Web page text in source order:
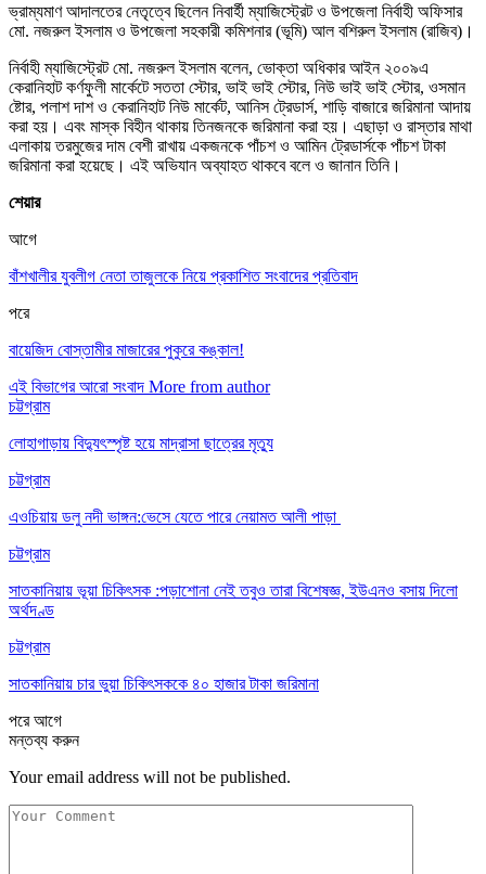
ভ্রাম্যমাণ আদালতের নেতৃত্বে ছিলেন নিবার্হী ম্যাজিস্ট্রেট ও উপজেলা নির্বাহী অফিসার
মো. নজরুল ইসলাম ও উপজেলা সহকারী কমিশনার (ভূমি) আল বশিরুল ইসলাম (রাজিব)।
নির্বাহী ম্যাজিস্ট্রেট মো. নজরুল ইসলাম বলেন, ভোক্তা অধিকার আইন ২০০৯এ
কেরানিহাট কর্ণফুলী মার্কেটে সততা স্টোর, ভাই ভাই স্টোর, নিউ ভাই ভাই স্টোর, ওসমান
ষ্টোর, পলাশ দাশ ও কেরানিহাট নিউ মার্কেট, আনিস ট্রেডার্স, শাড়ি বাজারে জরিমানা আদায়
করা হয়। এবং মাস্ক বিহীন থাকায় তিনজনকে জরিমানা করা হয়। এছাড়া ও রাস্তার মাথা
এলাকায় তরমুজের দাম বেশী রাখায় একজনকে পাঁচশ ও আমিন ট্রেডার্সকে পাঁচশ টাকা
জরিমানা করা হয়েছে। এই অভিযান অব্যাহত থাকবে বলে ও জানান তিনি।
শেয়ার
আগে
বাঁশখালীর যুবলীগ নেতা তাজুলকে নিয়ে প্রকাশিত সংবাদের প্রতিবাদ
পরে
বায়েজিদ বোস্তামীর মাজারের পুকুরে কঙ্কাল!
এই বিভাগের আরো সংবাদ More from author
চট্টগ্রাম
লোহাগাড়ায় বিদ্যুৎস্পৃষ্ট হয়ে মাদ্রাসা ছাত্রের মৃত্যু
চট্টগ্রাম
এওচিয়ায় ডলু নদী ভাঙ্গন:ভেসে যেতে পারে নেয়ামত আলী পাড়া
চট্টগ্রাম
সাতকানিয়ায় ভূয়া চিকিৎসক :পড়াশোনা নেই তবুও তারা বিশেষজ্ঞ, ইউএনও বসায় দিলো
অর্থদণ্ড
চট্টগ্রাম
সাতকানিয়ায় চার ভুয়া চিকিৎসককে ৪০ হাজার টাকা জরিমানা
পরেআগে
মন্তব্য করুন
Your email address will not be published.